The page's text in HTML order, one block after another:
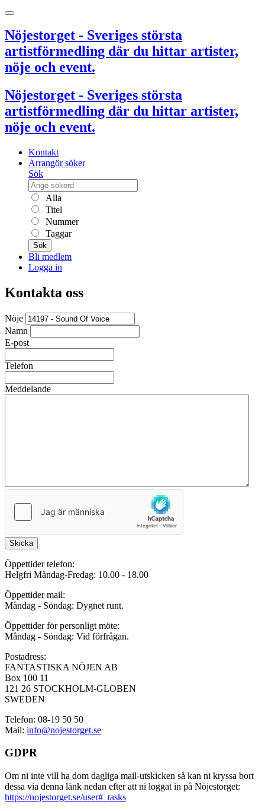
Nöjestorget - Sveriges största
artistförmedling där du hittar artister,
nöje och event.
Nöjestorget - Sveriges största
artistförmedling där du hittar artister,
nöje och event.
Kontakt
Arrangör söker
Sök
Alla
Titel
Nummer
Taggar
Sök
Bli medlem
Logga in
Kontakta oss
Nöje
Namn
E-post
Telefon
Meddelande
Skicka
Öppettider telefon:
Helgfri Måndag-Fredag: 10.00 - 18.00
Öppettider mail:
Måndag - Söndag: Dygnet runt.
Öppettider för personligt möte:
Måndag - Söndag: Vid förfrågan.
Postadress:
FANTASTISKA NÖJEN AB
Box 100 11
121 26 STOCKHOLM-GLOBEN
SWEDEN
Telefon: 08-19 50 50
Mail: info@nojestorget.se
GDPR
Om ni inte vill ha dom dagliga mail-utskicken så kan ni kryssa bort
dessa via denna länk nedan efter att ni loggat in på Nöjestorget:
https://nojestorget.se/user#_tasks